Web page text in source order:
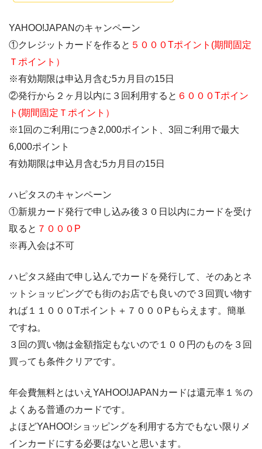
YAHOO!JAPANのキャンペーン
①クレジットカードを作ると ５０００Tポイント(期間固定
Ｔポイント）
※有効期限は申込月含む5カ月目の15日
②発行から２ヶ月以内に３回利用すると ６０００Tポイン
ト(期間固定Ｔポイント）
※1回のご利用につき2,000ポイント、3回ご利用で最大
6,000ポイント
有効期限は申込月含む5カ月目の15日
ハピタスのキャンペーン
①新規カード発行で申し込み後３０日以内にカードを受け
取ると ７０００P
※再入会は不可
ハピタス経由で申し込んでカードを発行して、そのあとネ
ットショッピングでも街のお店でも良いので３回買い物す
れば１１０００Tポイント＋７０００Pもらえます。簡単
ですね。
３回の買い物は金額指定もないので１００円のものを３回
買っても条件クリアです。
年会費無料とはいえYAHOO!JAPANカードは還元率１％の
よくある普通のカードです。
よほどYAHOO!ショッピングを利用する方でもない限りメ
インカードにする必要はないと思います。